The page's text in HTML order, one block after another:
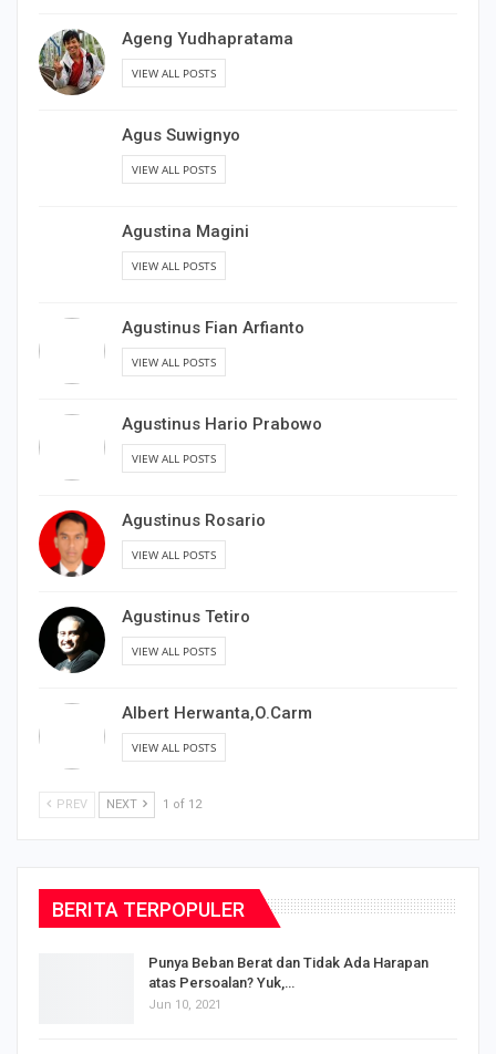
Ageng Yudhapratama
VIEW ALL POSTS
Agus Suwignyo
VIEW ALL POSTS
Agustina Magini
VIEW ALL POSTS
Agustinus Fian Arfianto
VIEW ALL POSTS
Agustinus Hario Prabowo
VIEW ALL POSTS
Agustinus Rosario
VIEW ALL POSTS
Agustinus Tetiro
VIEW ALL POSTS
Albert Herwanta,O.Carm
VIEW ALL POSTS
PREV NEXT 1 of 12
BERITA TERPOPULER
Punya Beban Berat dan Tidak Ada Harapan
atas Persoalan? Yuk,…
Jun 10, 2021